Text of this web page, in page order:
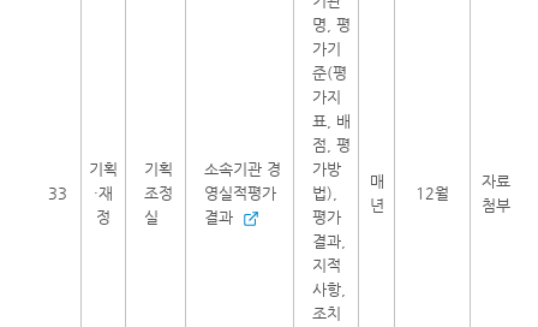
33
기획
·재
정
기획
조정
실
소속기관 경
영실적평가
결과
명, 평
가기
준(평
가지
표, 배
점, 평
가방
법),
평가
결과,
지적
사항,
조치
매
년
12월
자료
첨부